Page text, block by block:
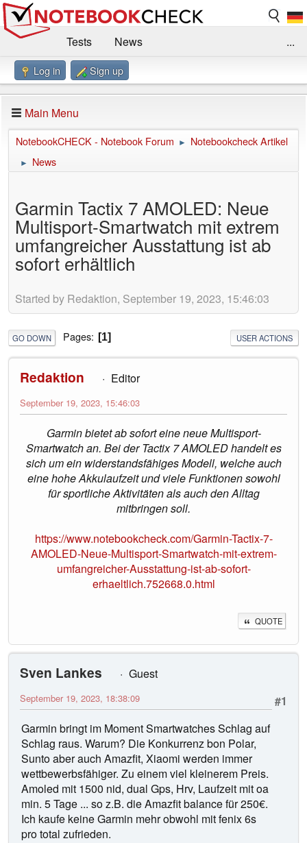
Tests
News
Benchmarks / Technik
Forum
Impressum
...
Log in Sign up
Main Menu
NotebookCHECK - Notebook Forum ► Notebookcheck Artikel
► News
Garmin Tactix 7 AMOLED: Neue
Multisport-Smartwatch mit extrem
umfangreicher Ausstattung ist ab
sofort erhältlich
Started by Redaktion, September 19, 2023, 15:46:03
GO DOWN Pages 1 USER ACTIONS
Redaktion Editor
September 19, 2023, 15:46:03
Garmin bietet ab sofort eine neue Multisport-
Smartwatch an. Bei der Tactix 7 AMOLED handelt es
sich um ein widerstandsfähiges Modell, welche auch
eine hohe Akkulaufzeit und viele Funktionen sowohl
für sportliche Aktivitäten als auch den Alltag
mitbringen soll.
https://www.notebookcheck.com/Garmin-Tactix-7-
AMOLED-Neue-Multisport-Smartwatch-mit-extrem-
umfangreicher-Ausstattung-ist-ab-sofort-
erhaeltlich.752668.0.html
QUOTE
Sven Lankes
Guest
#1
September 19, 2023, 18:38:09
Garmin bringt im Moment Smartwatches Schlag auf
Schlag raus. Warum? Die Konkurrenz bon Polar,
Sunto aber auch Amazfit, Xiaomi werden immer
wettbewerbsfähiger. Zu einem viel kleinerem Preis.
Amoled mit 1500 nid, dual Gps, Hrv, Laufzeit mit oa
min. 5 Tage ... so z.B. die Amazfit balance für 250€.
Ich kaufe keine Garmin mehr obwohl mit fenix 6s
pro total zufrieden.